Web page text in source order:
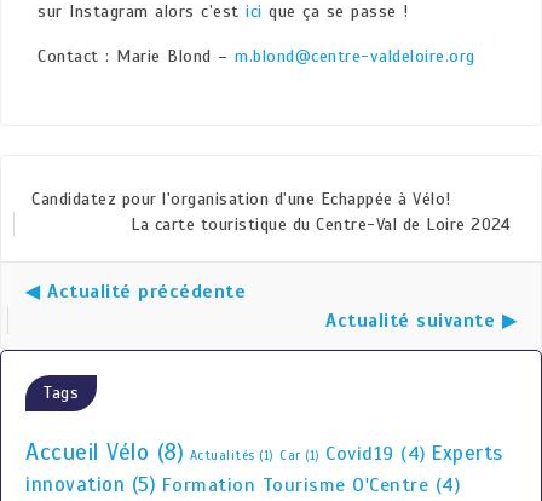
sur Instagram alors c’est ici que ça se passe !
Contact : Marie Blond – m.blond@centre-valdeloire.org
Candidatez pour l'organisation d'une Echappée à Vélo!
La carte touristique du Centre-Val de Loire 2024
◀ Actualité précédente
Actualité suivante ▶
Tags
Accueil Vélo (8) Actualités (1) Car (1) Covid19 (4) Experts
innovation (5) Formation Tourisme O'Centre (4)